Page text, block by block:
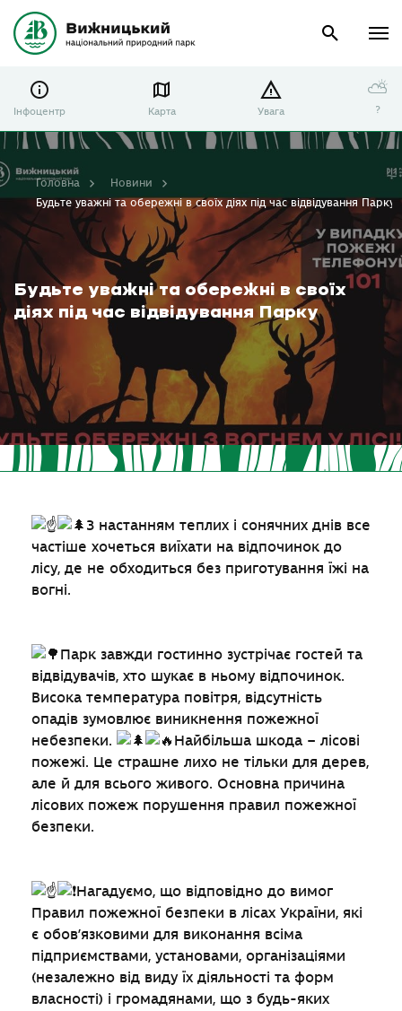
Інфоцентр Карта Увага
⛅
?
Будьте уважні та обережні в своїх
діях під час відвідування Парку
Головна
Новини
Будьте уважні та обережні в своїх діях під час відвідування Парку
З настанням теплих і сонячних днів все
частіше хочеться виїхати на відпочинок до
лісу, де не обходиться без приготування їжі на
вогні.
Парк завжди гостинно зустрічає гостей та
відвідувачів, хто шукає в ньому відпочинок.
Висока температура повітря, відсутність
опадів зумовлює виникнення пожежної
небезпеки.
Найбільша шкода – лісові
пожежі. Це страшне лихо не тільки для дерев,
але й для всього живого. Основна причина
лісових пожеж порушення правил пожежної
безпеки.
Нагадуємо, що відповідно до вимог
Правил пожежної безпеки в лісах України, які
є обов’язковими для виконання всіма
підприємствами, установами, організаціями
(незалежно від виду їх діяльності та форм
власності) і громадянами, що з будь-яких